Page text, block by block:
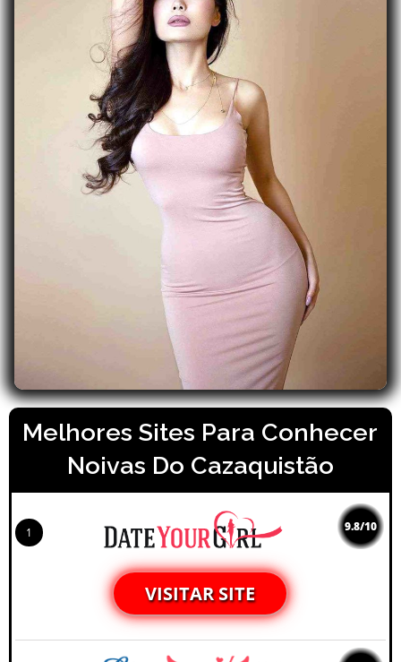
Melhores Sites Para Conhecer
Noivas Do Cazaquistão
1 9.8/10
VISITAR SITE